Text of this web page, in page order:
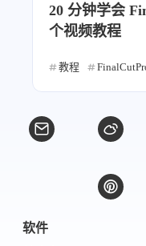
20 分钟学会
个视频教程
教程
软件